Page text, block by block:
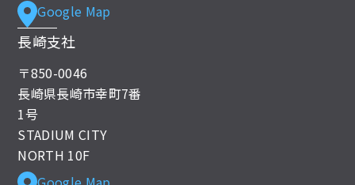
Google Map
長崎支社
〒850-0046
長崎県長崎市幸町7番
1号
STADIUM CITY
NORTH 10F